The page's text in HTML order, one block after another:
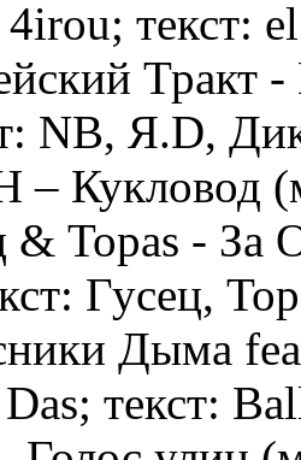
текст:
NB, Я.D,
Кукловод
& Topas - За
Гусец,
Дыма
текст: